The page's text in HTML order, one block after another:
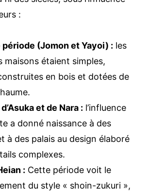
:
période (Jomon et Yayoi) : les
maisons étaient simples,
en bois et dotées de
et de Nara : l’influence
a donné naissance à des
à des palais au design élaboré
complexes.
: Cette période voit le
du style « shoin-zukuri »,